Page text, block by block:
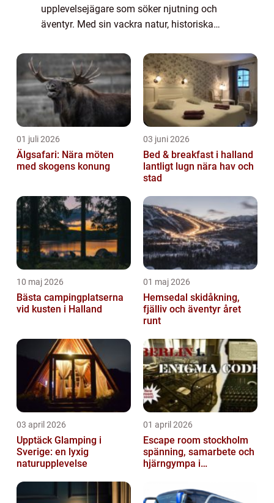
upplevelsejägare som söker njutning och
äventyr. Med sin vackra natur, historiska
Trosa något att erbjuda alla typer av b...
01 juli 2026
Älgsafari: Nära möten
med skogens konung
03 juni 2026
Bed & breakfast i halland
lantligt lugn nära hav och
stad
10 maj 2026
Bästa campingplatserna
vid kusten i Halland
01 maj 2026
Hemsedal skidåkning,
fjälliv och äventyr året
runt
03 april 2026
Upptäck Glamping i
Sverige: en lyxig
naturupplevelse
01 april 2026
Escape room stockholm
spänning, samarbete och
hjärngympa i